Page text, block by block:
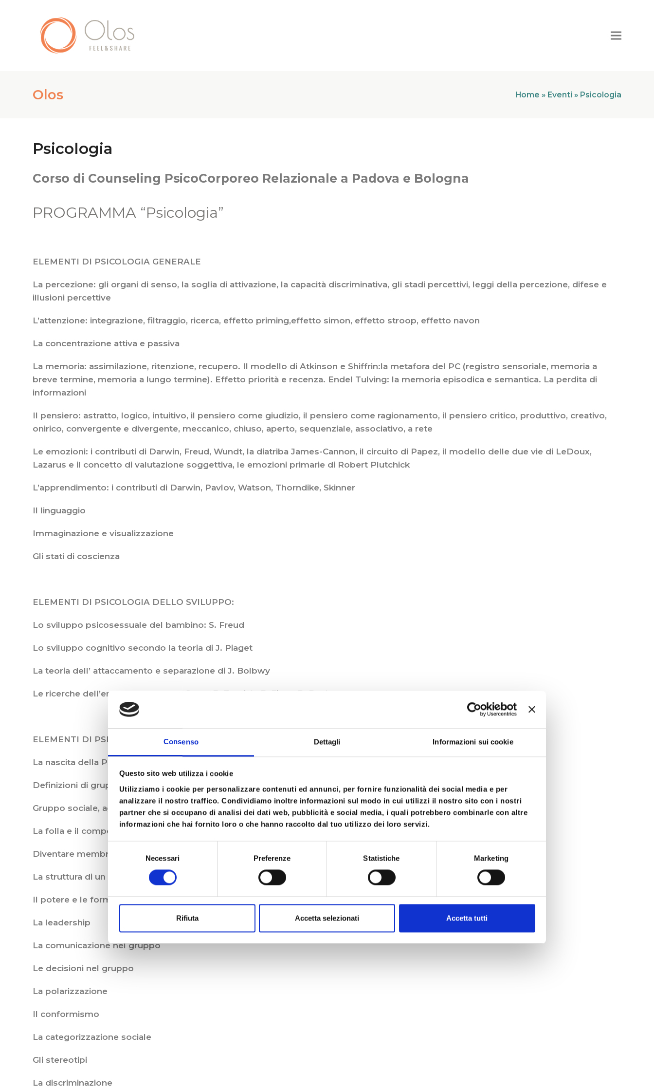
Consenso Dettagli Informazioni sui cookie
Questo sito web utilizza i cookie
Utilizziamo i cookie per personalizzare contenuti ed annunci, per fornire funzionalità dei social media e per
analizzare il nostro traffico. Condividiamo inoltre informazioni sul modo in cui utilizzi il nostro sito con i nostri
partner che si occupano di analisi dei dati web, pubblicità e social media, i quali potrebbero combinarle con altre
informazioni che hai fornito loro o che hanno raccolto dal tuo utilizzo dei loro servizi.
Necessari Preferenze Statistiche Marketing
Rifiuta Accetta selezionati Accetta tutti
Olos Home » Eventi » Psicologia
Psicologia
Corso di Counseling PsicoCorporeo Relazionale a Padova e Bologna
PROGRAMMA “Psicologia”
ELEMENTI DI PSICOLOGIA GENERALE
La percezione: gli organi di senso, la soglia di attivazione, la capacità discriminativa, gli stadi percettivi, leggi della percezione, difese e
illusioni percettive
L’attenzione: integrazione, filtraggio, ricerca, effetto priming,effetto simon, effetto stroop, effetto navon
La concentrazione attiva e passiva
La memoria: assimilazione, ritenzione, recupero. Il modello di Atkinson e Shiffrin:la metafora del PC (registro sensoriale, memoria a
breve termine, memoria a lungo termine). Effetto priorità e recenza. Endel Tulving: la memoria episodica e semantica. La perdita di
informazioni
Il pensiero: astratto, logico, intuitivo, il pensiero come giudizio, il pensiero come ragionamento, il pensiero critico, produttivo, creativo,
onirico, convergente e divergente, meccanico, chiuso, aperto, sequenziale, associativo, a rete
Le emozioni: i contributi di Darwin, Freud, Wundt, la diatriba James-Cannon, il circuito di Papez, il modello delle due vie di LeDoux,
Lazarus e il concetto di valutazione soggettiva, le emozioni primarie di Robert Plutchick
L’apprendimento: i contributi di Darwin, Pavlov, Watson, Thorndike, Skinner
Il linguaggio
Immaginazione e visualizzazione
Gli stati di coscienza
ELEMENTI DI PSICOLOGIA DELLO SVILUPPO:
Lo sviluppo psicosessuale del bambino: S. Freud
Lo sviluppo cognitivo secondo la teoria di J. Piaget
La teoria dell’ attaccamento e separazione di J. Bolbwy
Le ricerche dell’enfant research: D. Stern, E. Tronick; E. Fivaz, B. Beebe
ELEMENTI DI PSICOLOGIA DEI GRUPPI
La nascita della Psicologia Sociale
Definizioni di gruppo
Gruppo sociale, aggregato e categoria sociale
La folla e il comportamento collettivo
Diventare membri di un gruppo
La struttura di un gruppo: i ruoli, lo status e le norme
Il potere e le forme di potere nel gruppo
La leadership
La comunicazione nel gruppo
Le decisioni nel gruppo
La polarizzazione
Il conformismo
La categorizzazione sociale
Gli stereotipi
La discriminazione